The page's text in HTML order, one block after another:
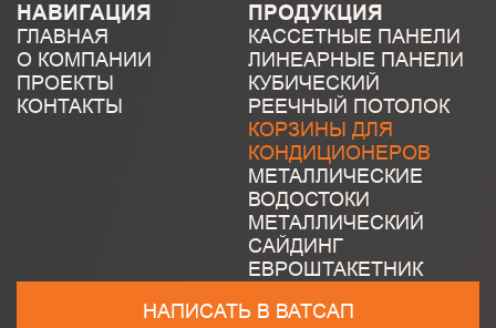
НАВИГАЦИЯ
ГЛАВНАЯ
О КОМПАНИИ
ПРОЕКТЫ
КОНТАКТЫ
ПРОДУКЦИЯ
КАССЕТНЫЕ ПАНЕЛИ
ЛИНЕАРНЫЕ ПАНЕЛИ
КУБИЧЕСКИЙ
РЕЕЧНЫЙ ПОТОЛОК
КОРЗИНЫ ДЛЯ
КОНДИЦИОНЕРОВ
МЕТАЛЛИЧЕСКИЕ
ВОДОСТОКИ
МЕТАЛЛИЧЕСКИЙ
САЙДИНГ
ЕВРОШТАКЕТНИК
НАПИСАТЬ В ВАТСАП